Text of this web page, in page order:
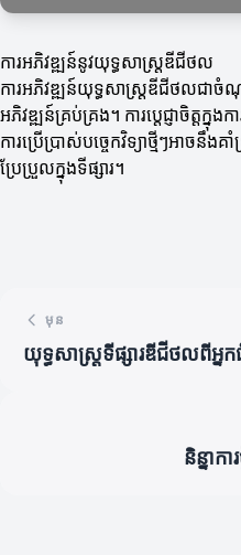
ការអភិវឌ្ឍន៍នូវយុទ្ធសាស្ត្រឌីជីថល
ការអភិវឌ្ឍន៍យុទ្ធសាស្ត្រឌីជីថលជា​ចំ
អភិវឌ្ឍន៍គ្រប់គ្រង។ ការប្តេជ្ញាចិត្តក្
ការប្រើប្រាស់បច្ចេកវិទ្យាថ្មីៗអាចនឹ
ប្រែប្រួលក្នុងទីផ្សារ។
មុន
យុទ្ធសាស្ត្រទីផ្សារឌីជីថលពីអ្ន
និន្នាក